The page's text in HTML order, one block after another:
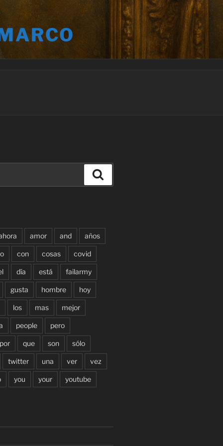
amor and años
con cosas covid
día está failarmy
gusta hombre hoy
los mas mejor
people pero
que son sólo
twitter una ver vez
you your youtube